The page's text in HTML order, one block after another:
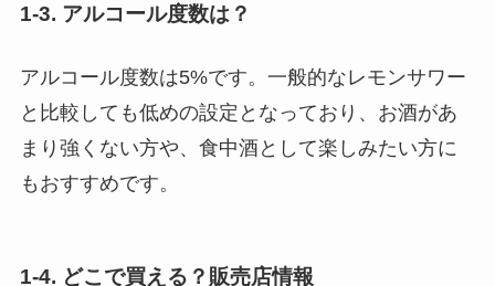
1-3. アルコール度数は？
アルコール度数は5%です。一般的なレモンサワー
と比較しても低めの設定となっており、お酒があ
まり強くない方や、食中酒として楽しみたい方に
もおすすめです。
1-4. どこで買える？販売店情報